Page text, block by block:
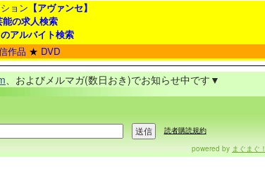
ョン 【アヴァンセ】
の求人検索
アルバイト検索
作品 ★ DVD
、およびメルマガ(数日おき)でお知らせ中です▼
読者購読規約
powered by まぐまぐ！